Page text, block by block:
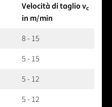
Velocità di taglio vc
in m/min
8 - 15
5 - 15
5 - 12
5 - 12